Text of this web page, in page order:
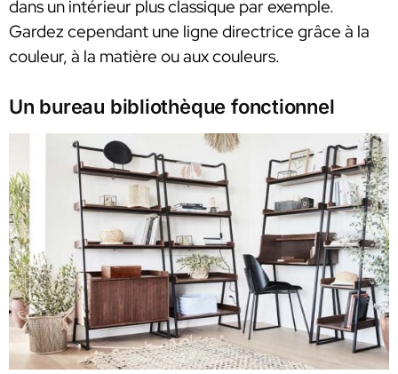
dans un intérieur plus classique par exemple.
Gardez cependant une ligne directrice grâce à la
couleur, à la matière ou aux couleurs.
Un bureau bibliothèque fonctionnel